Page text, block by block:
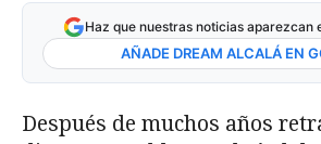
Haz que nuestras noticias aparezcan
AÑADE DREAM ALCALÁ EN
Después de muchos años